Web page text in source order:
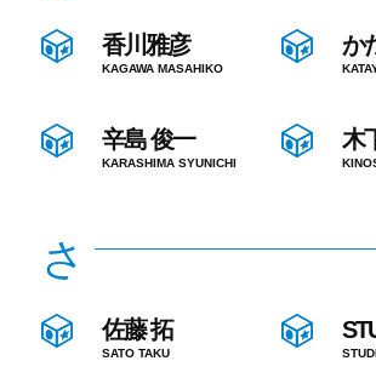
香川雅彦
KAGAWA MASAHIKO
か
辛島 俊一
KARASHIMA SYUNICHI
木
さ
佐藤 拓
SATO TAKU